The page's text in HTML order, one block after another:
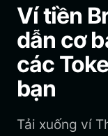
Bahasa Indonesia
ภาษาไทย
हिन्दी
Español
Português (Brasil)
Ví tiền
dẫn cơ
các
bạn
Tải xuống ví